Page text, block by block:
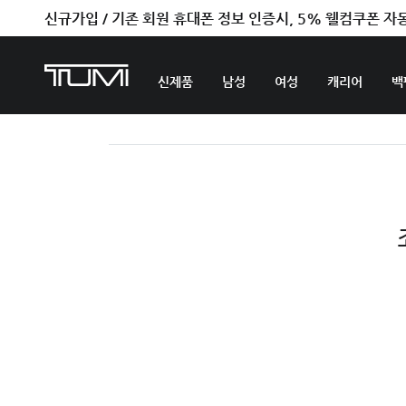
신규가입 / 기존 회원 휴대폰 정보 인증시, 5% 웰컴쿠폰 자
신제품 남성 여성 캐리어